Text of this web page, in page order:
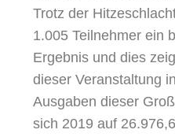
Trotz der
1.005 Teilnehmer ein
Ergebnis und dies
dieser Veranstaltung
Ausgaben dieser
sich 2019 auf